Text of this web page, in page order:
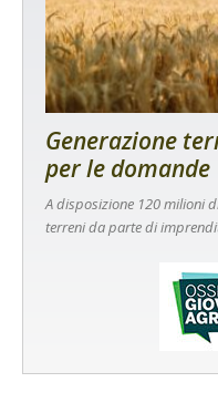
Generazione
per le domande
A disposizione 120 milioni
terreni da parte di